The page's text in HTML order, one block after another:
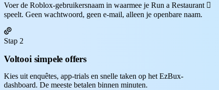
Voer de Roblox-gebruikersnaam in waarmee je Run a Restaurant 🏻
speelt. Geen wachtwoord, geen e-mail, alleen je openbare naam.
Stap 2
Voltooi simpele offers
Kies uit enquêtes, app-trials en snelle taken op het EzBux-
dashboard. De meeste betalen binnen minuten.